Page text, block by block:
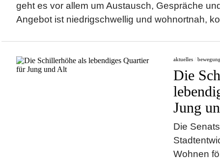
geht es vor allem um Austausch, Gespräche
Angebot ist niedrigschwellig und wohnortnah,
aktuelles/
Die
Jung
Die
Wohnen